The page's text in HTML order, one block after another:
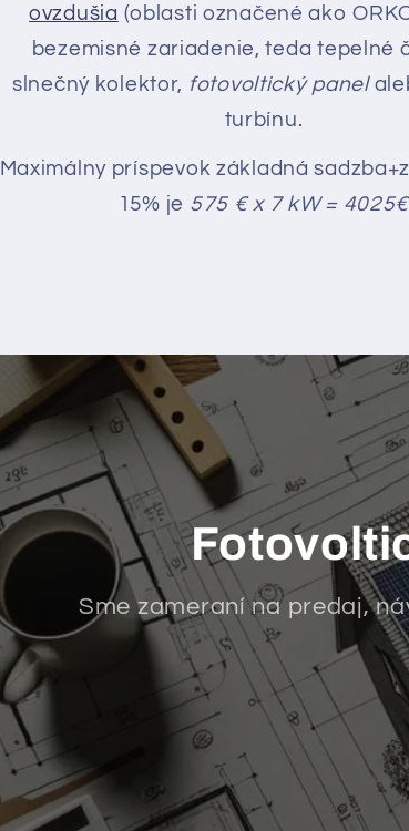
ovzdušia (oblasti označené ako
bezemisné zariadenie, teda tepelné
slnečný kolektor, fotovoltický panel
turbínu.
Maximálny príspevok základná
15% je 575 € x 7 kW = 4025€
Sme zameraní na predaj,